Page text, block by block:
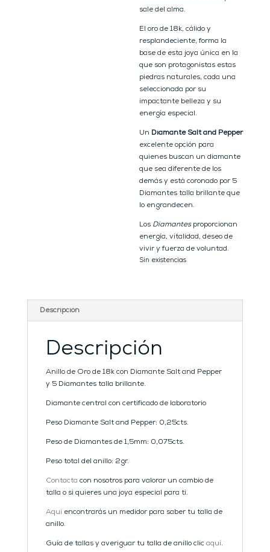
sale del alma.
El oro de 18k, cálido y
resplandeciente, forma la
base de esta joya única en la
que son protagonistas estas
piedras naturales, cada una
seleccionada por su
impactante belleza y su
energía especial.
Un Diamante Salt and Pepper
excelente opción para
quienes buscan un diamante
que sea diferente de los
demás y está coronado por 5
Diamantes talla brillante que
lo engrandecen.
Los Diamantesproporcionan
energía, vitalidad, deseo de
vivir y fuerza de voluntad.
Sin existencias
Descripción
Descripción
Anillo de Oro de 18k con Diamante Salt and Pepper
y 5 Diamantes talla brillante.
Diamante central con certificado de laboratorio
Peso Diamante Salt and Pepper: 0,25cts.
Peso de Diamantes de 1,5mm: 0,075cts.
Peso total del anillo: 2gr.
Contacta con nosotros para valorar un cambio de
talla o si quieres una joya especial para ti.
Aquí encontrarás un medidor para saber tu talla de
anillo.
Guía de tallas y averiguar tu talla de anillo clic aquí.